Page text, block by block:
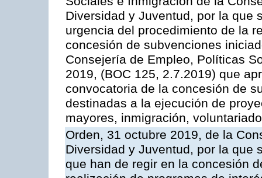
Diversidad y Juventud, por la que
urgencia del procedimiento de la
concesión de subvenciones
Consejería de Empleo, Políticas
2019, (BOC 125, 2.7.2019) que
convocatoria de la concesión de
destinadas a la ejecución de
mayores, inmigración,
Orden, 31 octubre 2019, de la
Diversidad y Juventud, por la que
que han de regir en la concesión